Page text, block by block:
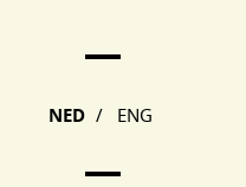
NED / ENG